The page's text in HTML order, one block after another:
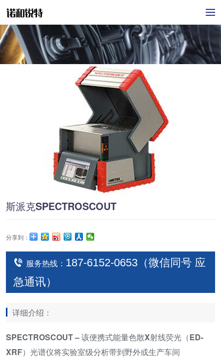
斯派克SPECTROSCOUT
分享到：
服务热线： 187-6152-0653（微信同号 应
急通讯）
详细介绍：
SPECTROSCOUT – 该便携式能量色散X射线荧光（ED-
XRF）光谱仪将实验室级分析带到野外或生产车间